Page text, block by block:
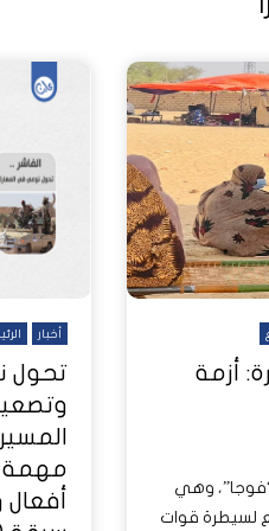
نشرة أخبار عاين الأسبوعية
شاهد لاحقاً
جروحٌ لا تُرى.. حرب السودان
الصحة النفسية للملايين
أزمة
بلدة “فوجا”، وهي
لسيطرة قوات
أخبار
تحول
مهمة
أفعال